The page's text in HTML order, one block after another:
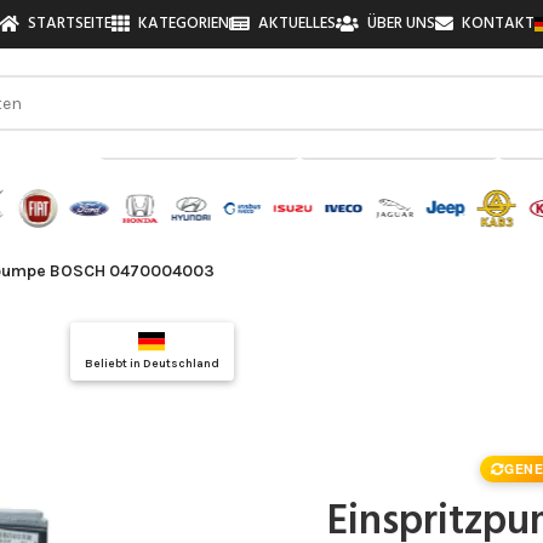
STARTSEITE KATEGORIEN AKTUELLES ÜBER UNS KONTAKT
finden!
BOSCH 0470004003
Beliebt in Deutschland